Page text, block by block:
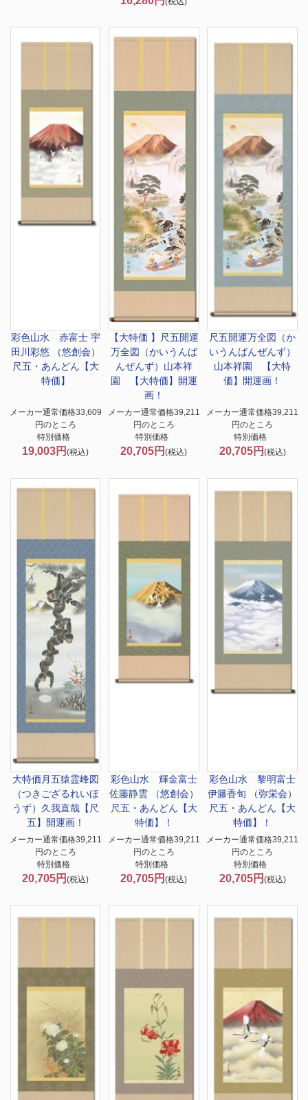
彩色山水 赤富士 宇
田川彩悠 （悠創会）
尺五・あんどん【大
特価】
メーカー通常価格33,609
円のところ
特別価格
19,003円(税込)
【大特価 】尺五開運
万全図（かいうんば
んぜんず）山本祥
園 【大特価】開運
画！
メーカー通常価格39,211
円のところ
特別価格
20,705円(税込)
尺五開運万全図（か
いうんばんぜんず）
山本祥園 【大特
価】開運画！
メーカー通常価格39,211
円のところ
特別価格
20,705円 (税込)
大特価 月五猿霊峰図
（つきござるれいほ
うず）久我直哉【尺
五】開運画！
メーカー通常価格39,211
円のところ
特別価格
20,705円(税込)
彩色山水 輝金富士
佐藤静雲 （悠創会）
尺五・あんどん【大
特価】！
メーカー通常価格39,211
円のところ
特別価格
20,705円(税込)
彩色山水 黎明富士
伊籐香旬 （弥栄会）
尺五・あんどん【大
特価】！
メーカー通常価格39,211
円のところ
特別価格
20,705円 (税込)